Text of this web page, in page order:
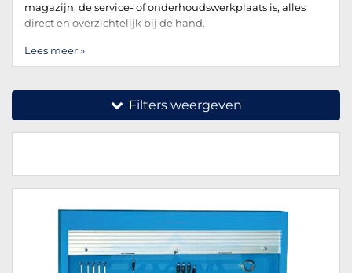
magazijn, de service- of onderhoudswerkplaats is, alles
direct en overzichtelijk bij de hand.
Lees meer »
Filters weergeven